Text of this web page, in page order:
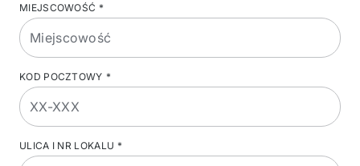
MIEJSCOWOŚĆ *
KOD POCZTOWY *
ULICA I NR LOKALU *